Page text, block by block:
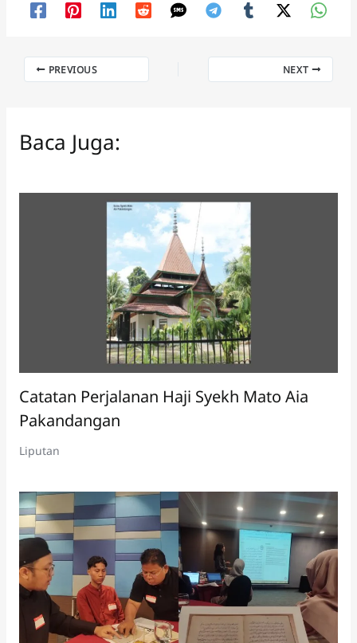
PREVIOUS NEXT
Baca Juga:
Catatan Perjalanan Haji Syekh Mato Aia
Pakandangan
Liputan